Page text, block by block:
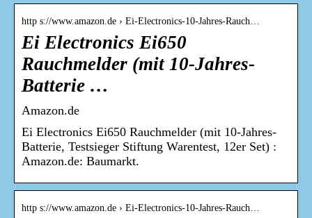
http s://www.amazon.de › Ei-Electronics-10-Jahres-Rauch…
Ei Electronics Ei650
Rauchmelder (mit 10-Jahres-
Batterie …
Amazon.de
Ei Electronics Ei650 Rauchmelder (mit 10-Jahres-
Batterie, Testsieger Stiftung Warentest, 12er Set) :
Amazon.de: Baumarkt.
http s://www.amazon.de › Ei-Electronics-10-Jahres-Rauch…